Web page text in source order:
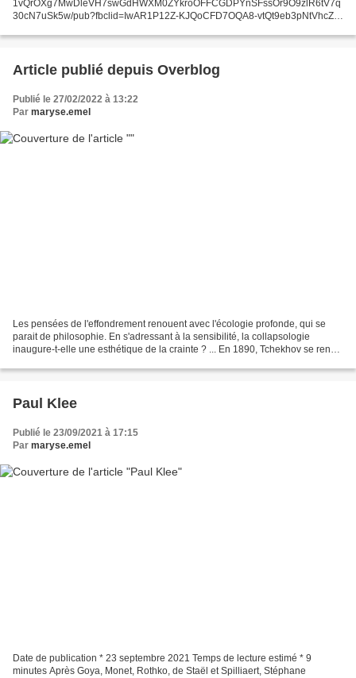
1vQrOXg7MwDleVH7swGdHWXM0ZYkroOFFCGDPYnSFssOr9O9zlR6tV7q
30cN7uSk5w/pub?fbclid=IwAR1P12Z-KJQoCFD7OQA8-vtQt9eb3pNtVhcZK-
Article publié depuis Overblog
Publié le 27/02/2022 à 13:22
Par maryse.emel
Les pensées de l'effondrement renouent avec l'écologie profonde, qui se
parait de philosophie. En s'adressant à la sensibilité, la collapsologie
inaugure-t-elle une esthétique de la crainte ? ... En 1890, Tchekhov se rend
Paul Klee
Publié le 23/09/2021 à 17:15
Par maryse.emel
Date de publication * 23 septembre 2021 Temps de lecture estimé * 9
minutes Après Goya, Monet, Rothko, de Staël et Spilliaert, Stéphane